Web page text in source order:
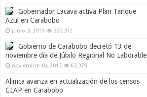
Gobernador Lacava activa Plan Tanque
Azul en Carabobo
junio 3, 2019 330,312
Gobierno de Carabobo decretó 13 de
noviembre día de Júbilo Regional No Laborable
noviembre 10, 2017 63,379
Alimca avanza en actualización de los censos
CLAP en Carabobo